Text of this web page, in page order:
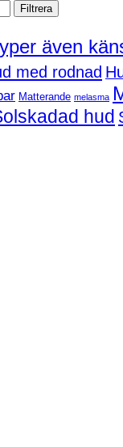
Filtrera
även
med rodnad
Matterande melasma
hud